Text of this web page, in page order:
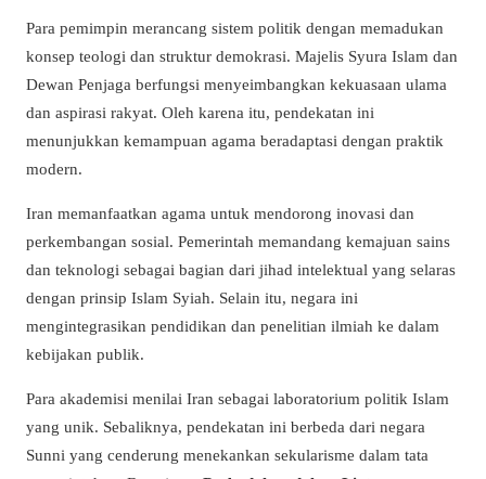
Para pemimpin merancang sistem politik dengan memadukan
konsep teologi dan struktur demokrasi. Majelis Syura Islam dan
Dewan Penjaga berfungsi menyeimbangkan kekuasaan ulama
dan aspirasi rakyat. Oleh karena itu, pendekatan ini
menunjukkan kemampuan agama beradaptasi dengan praktik
modern.
Iran memanfaatkan agama untuk mendorong inovasi dan
perkembangan sosial. Pemerintah memandang kemajuan sains
dan teknologi sebagai bagian dari jihad intelektual yang selaras
dengan prinsip Islam Syiah. Selain itu, negara ini
mengintegrasikan pendidikan dan penelitian ilmiah ke dalam
kebijakan publik.
Para akademisi menilai Iran sebagai laboratorium politik Islam
yang unik. Sebaliknya, pendekatan ini berbeda dari negara
Sunni yang cenderung menekankan sekularisme dalam tata